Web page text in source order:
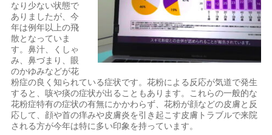
なり少ない状態で
ありましたが、今
年は例年以上の飛
散となっていま
す。鼻汁、くしゃ
み、鼻づまり、眼
のかゆみなどが花
粉症の良く知られている症状です。花粉による反応が気道で発生
すると、咳や痰の症状が出ることもあります。これらの一般的な
花粉症特有の症状の有無にかかわらず、花粉が顔などの皮膚と反
応して、顔や首の痒みや皮膚炎を引き起こす皮膚トラブルで来院
される方が今年は特に多い印象を持っています。